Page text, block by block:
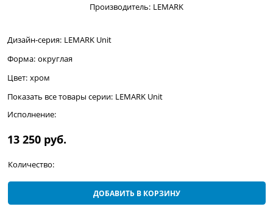
Производитель: LEMARK
Дизайн-серия: LEMARK Unit
Форма: округлая
Цвет: хром
Показать все товары серии: LEMARK Unit
Исполнение:
13 250 руб.
Количество:
ДОБАВИТЬ В КОРЗИНУ